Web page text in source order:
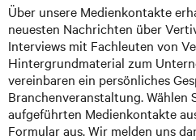
Über unsere Medienkontakte
neuesten Nachrichten über
Interviews mit Fachleuten von
Hintergrundmaterial zum
vereinbaren ein persönliches
Branchenveranstaltung. Wählen
aufgeführten Medienkontakte
Formular aus. Wir melden uns